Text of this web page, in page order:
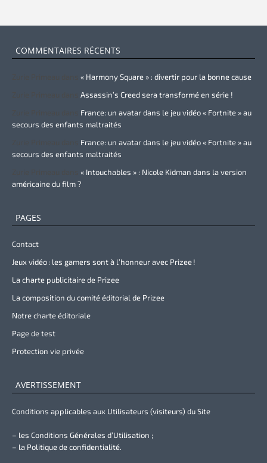
COMMENTAIRES RÉCENTS
« Harmony Square » : divertir pour la bonne cause
Assassin’s Creed sera transformé en série !
France: un avatar dans le jeu vidéo « Fortnite » au
secours des enfants maltraités
France: un avatar dans le jeu vidéo « Fortnite » au
secours des enfants maltraités
« Intouchables » : Nicole Kidman dans la version
américaine du film ?
PAGES
Contact
Jeux vidéo : les gamers sont à l’honneur avec Prizee !
La charte publicitaire de Prizee
La composition du comité éditorial de Prizee
Notre charte éditoriale
Page de test
Protection vie privée
AVERTISSEMENT
Conditions applicables aux Utilisateurs (visiteurs) du Site
– les Conditions Générales d’Utilisation ;
– la Politique de confidentialité.